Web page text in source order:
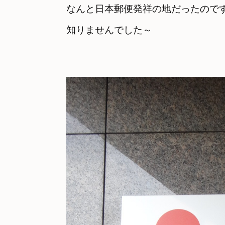
なんと日本郵便発祥の地だったので
知りませんでした～